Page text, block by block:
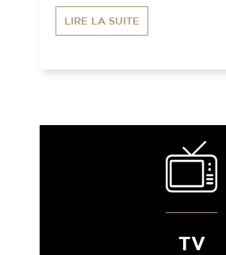
LIRE LA SUITE
TV